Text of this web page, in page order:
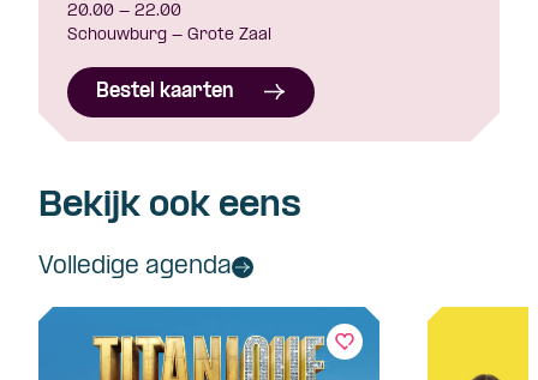
20.00 - 22.00
Schouwburg - Grote Zaal
Bestel kaarten
Bekijk ook eens
Volledige agenda